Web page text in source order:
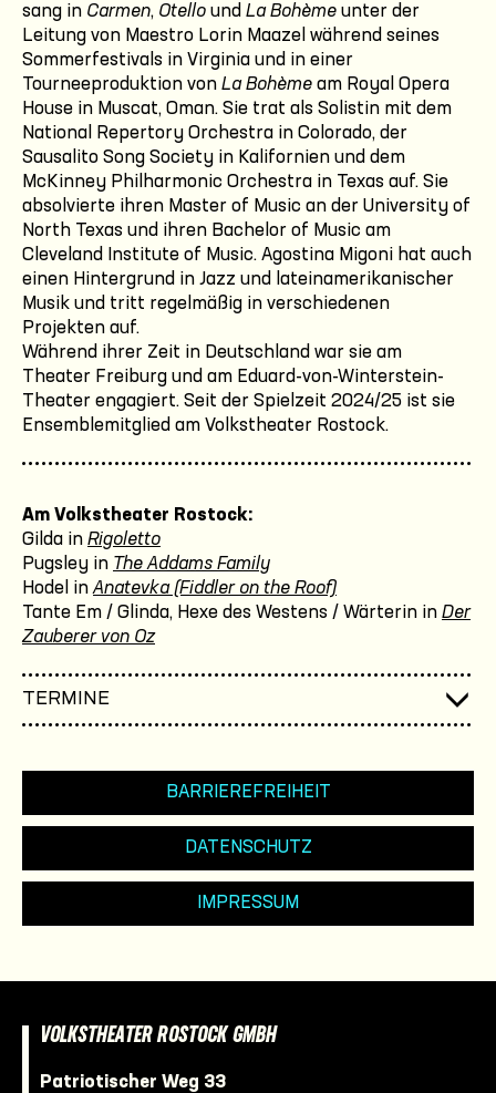
sang in Carmen, Otello und La Bohème unter der
Leitung von Maestro Lorin Maazel während seines
Sommerfestivals in Virginia und in einer
Tourneeproduktion von La Bohème am Royal Opera
House in Muscat, Oman. Sie trat als Solistin mit dem
National Repertory Orchestra in Colorado, der
Sausalito Song Society in Kalifornien und dem
McKinney Philharmonic Orchestra in Texas auf. Sie
absolvierte ihren Master of Music an der University of
North Texas und ihren Bachelor of Music am
Cleveland Institute of Music. Agostina Migoni hat auch
einen Hintergrund in Jazz und lateinamerikanischer
Musik und tritt regelmäßig in verschiedenen
Projekten auf.
Während ihrer Zeit in Deutschland war sie am
Theater Freiburg und am Eduard-von-Winterstein-
Theater engagiert. Seit der Spielzeit 2024/25 ist sie
Ensemblemitglied am Volkstheater Rostock.
Am Volkstheater Rostock:
Gilda in Rigoletto
Pugsley in The Addams Family
Hodel in Anatevka (Fiddler on the Roof)
Tante Em / Glinda, Hexe des Westens / Wärterin in Der
Zauberer von Oz
TERMINE
BARRIEREFREIHEIT
DATENSCHUTZ
IMPRESSUM
VOLKSTHEATER ROSTOCK GMBH
Patriotischer Weg 33